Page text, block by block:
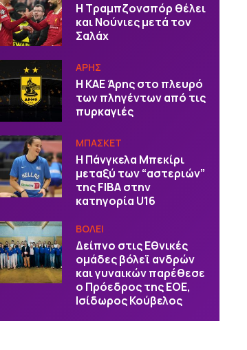
Η Τραμπζονσπόρ θέλει
και Νούνιες μετά τον
Σαλάχ
ΑΡΗΣ
Η ΚΑΕ Άρης στο πλευρό
των πληγέντων από τις
πυρκαγιές
ΜΠΑΣΚΕΤ
H Πάνγκελα Μπεκίρι
μεταξύ των “αστεριών”
της FIBA στην
κατηγορία U16
ΒOΛΕΙ
Δείπνο στις Εθνικές
ομάδες βόλεϊ ανδρών
και γυναικών παρέθεσε
ο Πρόεδρος της ΕΟΕ,
Ισίδωρος Κούβελος